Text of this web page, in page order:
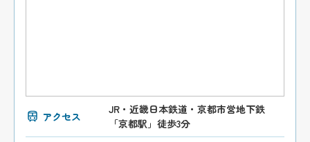
アクセス
JR・近畿日本鉄道・京都市営地下鉄
「京都駅」徒歩3分